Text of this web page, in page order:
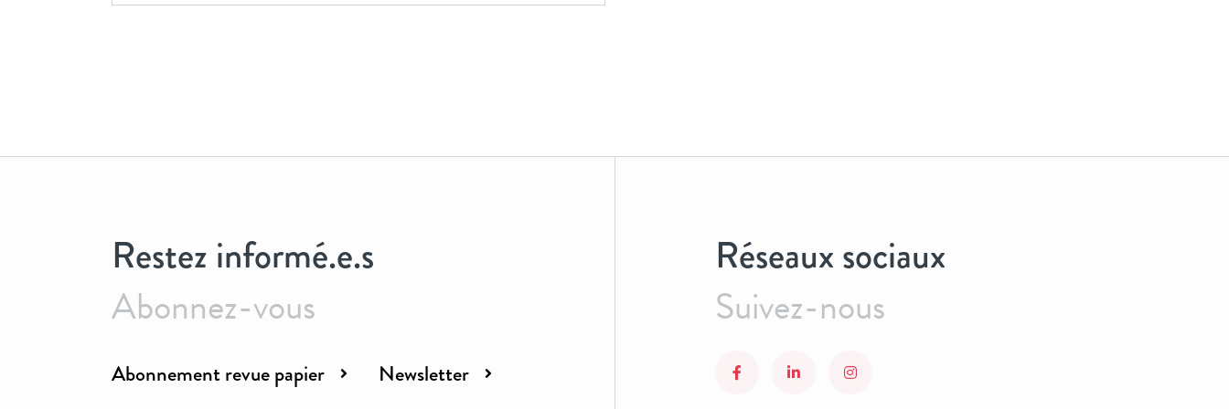
Restez informé.e.s
Abonnez-vous
Abonnement revue papier Newsletter
Réseaux sociaux
Suivez-nous